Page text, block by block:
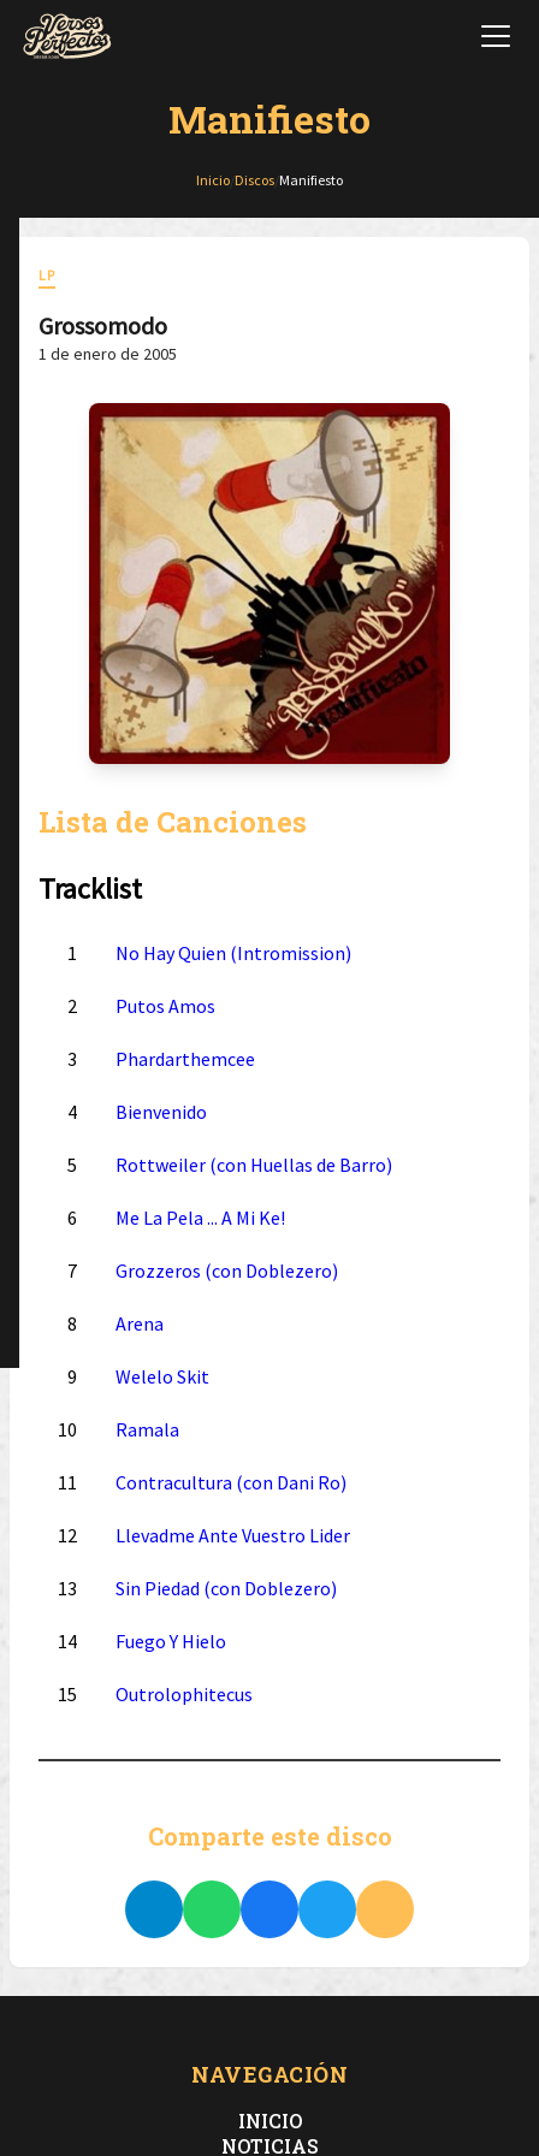
Manifiesto
Inicio Discos Manifiesto
LP
Grossomodo
1 de enero de 2005
Lista de Canciones
Tracklist
1 No Hay Quien (Intromission)
2 Putos Amos
3 Phardarthemcee
4 Bienvenido
5 Rottweiler (con Huellas de Barro)
6 Me La Pela ... A Mi Ke!
7 Grozzeros (con Doblezero)
8 Arena
9 Welelo Skit
10 Ramala
11 Contracultura (con Dani Ro)
12 Llevadme Ante Vuestro Lider
13 Sin Piedad (con Doblezero)
14 Fuego Y Hielo
15 Outrolophitecus
Comparte este disco
NAVEGACIÓN
INICIO
NOTICIAS